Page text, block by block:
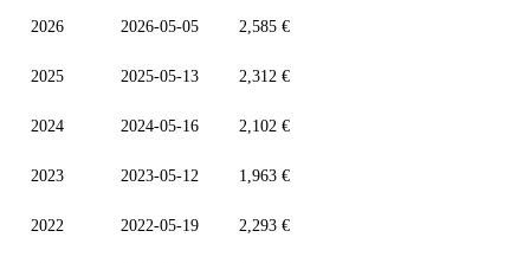
2026 2026-05-05 2,585 €
2025 2025-05-13 2,312 €
2024 2024-05-16 2,102 €
2023 2023-05-12 1,963 €
2022 2022-05-19 2,293 €